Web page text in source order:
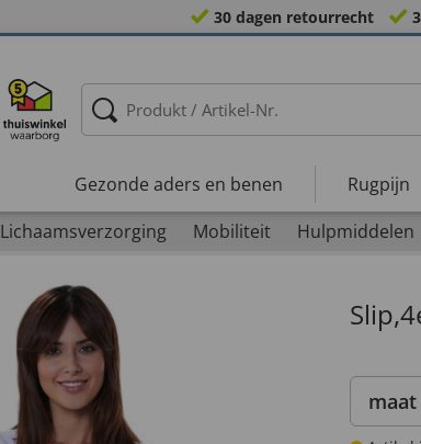
30 dagen retourrecht 3
Gezonde aders en benen Rugpijn
Lichaamsverzorging Mobiliteit Hulpmiddelen
maat